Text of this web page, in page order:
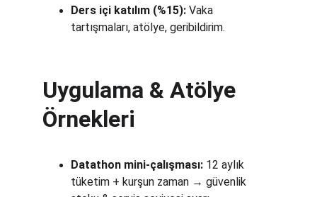
Ders içi katılım (%15): Vaka
tartışmaları, atölye, geribildirim.
Uygulama & Atölye
Örnekleri
Datathon mini-çalışması: 12 aylık
tüketim + kurşun zaman → güvenlik